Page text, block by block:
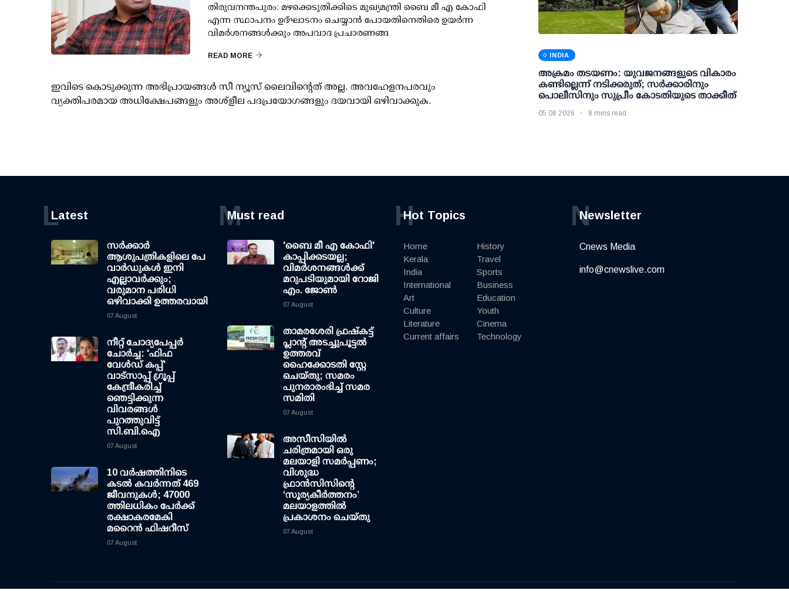
തിരുവനന്തപുരം: മഴക്കെടുതിക്കിടെ മുഖ്യമന്ത്രി ബൈ മീ എ കോഫി
എന്ന സ്ഥാപനം ഉദ്ഘാടനം ചെയ്യാന്‍ പോയതിനെതിരെ ഉയര്‍ന്ന
വിമര്‍ശനങ്ങള്‍ക്കും അപവാദ പ്രചാരണങ്ങ
READ MORE
ഇവിടെ കൊടുക്കുന്ന അഭിപ്രായങ്ങള്‍ സീ ന്യൂസ് ലൈവിന്റെത് അല്ല. അവഹേളനപരവും
വ്യക്തിപരമായ അധിക്ഷേപങ്ങളും അശ്‌ളീല പദപ്രയോഗങ്ങളും ദയവായി ഒഴിവാക്കുക.
INDIA
അക്രമം തടയണം: യുവജനങ്ങളുടെ വികാരം
കണ്ടില്ലെന്ന് നടിക്കരുത്; സര്‍ക്കാരിനും
പൊലീസിനും സുപ്രീം കോടതിയുടെ താക്കീത്
05 08 2026 8 mins read
Latest
L
സര്‍ക്കാര്‍
ആശുപത്രികളിലെ പേ
വാര്‍ഡുകള്‍ ഇനി
എല്ലാവര്‍ക്കും;
വരുമാന പരിധി
ഒഴിവാക്കി ഉത്തരവായി
07 August
നീറ്റ് ചോദ്യപേപ്പര്‍
ചോര്‍ച്ച: 'ഫിഫ
വേള്‍ഡ് കപ്പ്'
വാട്സാപ്പ് ഗ്രൂപ്പ്
കേന്ദ്രീകരിച്ച്
ഞെട്ടിക്കുന്ന
വിവരങ്ങള്‍
പുറത്തുവിട്ട്
സി.ബി.ഐ
07 August
10 വര്‍ഷത്തിനിടെ
കടല്‍ കവര്‍ന്നത് 469
ജീവനുകള്‍; 47000
ത്തിലധികം പേര്‍ക്ക്
രക്ഷാകരമേകി
മറൈന്‍ ഫിഷറീസ്
07 August
Must read
M
'ബൈ മീ എ കോഫി'
കാപ്പിക്കടയല്ല;
വിമര്‍ശനങ്ങള്‍ക്ക്
മറുപടിയുമായി റോജി
എം. ജോണ്‍
07 August
താമരശേരി ഫ്രഷ്കട്ട്
പ്ലാന്റ് അടച്ചുപൂട്ടൽ
ഉത്തരവ്
ഹൈക്കോടതി സ്റ്റേ
ചെയ്തു; സമരം
പുനരാരംഭിച്ച് സമര
സമിതി
07 August
അസീസിയിൽ
ചരിത്രമായി ഒരു
മലയാളി സമർപ്പണം;
വിശുദ്ധ
ഫ്രാൻസിസിന്റെ
‘സൂര്യകീർത്തനം’
മലയാളത്തിൽ
പ്രകാശനം ചെയ്തു
07 August
Hot Topics
H
Home
Kerala
India
International
Art
Culture
Literature
Current affairs
History
Travel
Sports
Business
Education
Youth
Cinema
Technology
Newsletter
N
Cnews Media
info@cnewslive.com